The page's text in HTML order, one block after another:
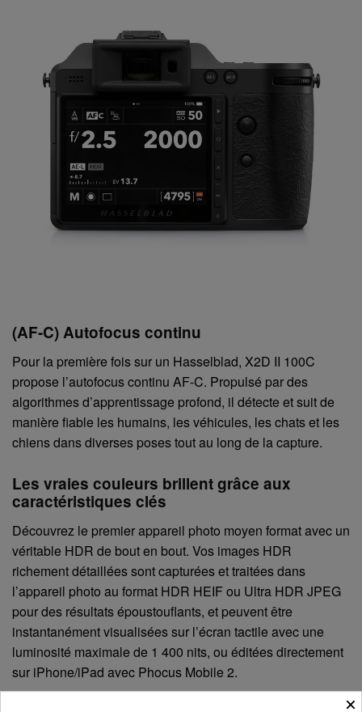
(AF-C) Autofocus continu
Pour la première fois sur un Hasselblad, X2D II 100C
propose l’autofocus continu AF-C. Propulsé par des
algorithmes d’apprentissage profond, il détecte et suit de
manière fiable les humains, les véhicules, les chats et les
chiens dans diverses poses tout au long de la capture.
Les vraies couleurs brillent grâce aux
caractéristiques clés
Découvrez le premier appareil photo moyen format avec un
véritable HDR de bout en bout. Vos images HDR
richement détaillées sont capturées et traitées dans
l’appareil photo au format HDR HEIF ou Ultra HDR JPEG
pour des résultats époustouflants, et peuvent être
instantanément visualisées sur l’écran tactile avec une
luminosité maximale de 1 400 nits, ou éditées directement
sur iPhone/iPad avec Phocus Mobile 2.
×